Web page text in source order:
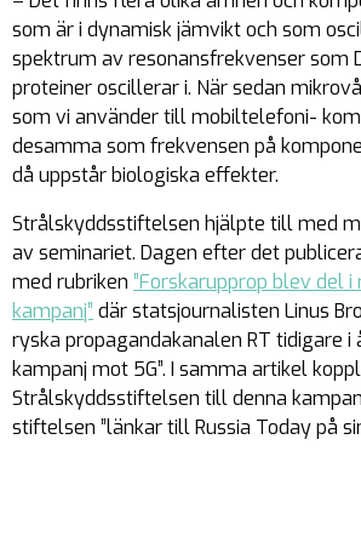
som är i dynamisk jämvikt och som
spektrum av resonansfrekvenser som
proteiner oscillerar i. När sedan
som vi använder till mobiltelefoni-
desamma som frekvensen på
då uppstår biologiska effekter.
Strålskyddsstiftelsen hjälpte till med
av seminariet. Dagen efter det
med rubriken ”Forskarupprop blev del
kampanj” där statsjournalisten Linus
ryska propagandakanalen RT tidigare i
kampanj mot 5G”. I samma artikel
Strålskyddsstiftelsen till denna
stiftelsen ”länkar till Russia Today på